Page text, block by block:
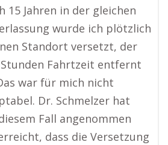
15 Jahren in der gleichen
wurde ich plötzlich
Standort versetzt, der
Fahrtzeit entfernt
war für mich nicht
Dr. Schmelzer hat
Fall angenommen
dass die Versetzung